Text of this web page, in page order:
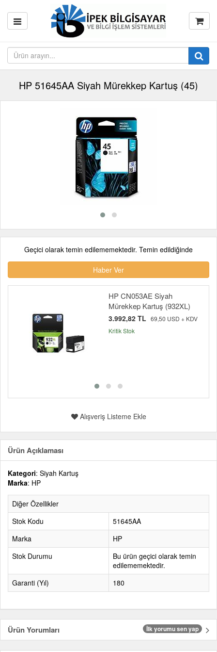
HP 51645AA Siyah Mürekkep Kartuş (45)
Geçici olarak temin edilememektedir. Temin edildiğinde
Haber Ver
HP CN053AE Siyah
Mürekkep Kartuş (932XL)
3.992,82 TL 69,50 USD + KDV
Kritik Stok
Alışveriş Listeme Ekle
Ürün Açıklaması
Kategori: Siyah Kartuş
Marka: HP
Diğer Özellikler
Stok Kodu
51645AA
Marka
HP
Stok Durumu
Bu ürün geçici olarak temin
edilememektedir.
Garanti (Yıl)
180
Ürün Yorumları İlk yorumu sen yap